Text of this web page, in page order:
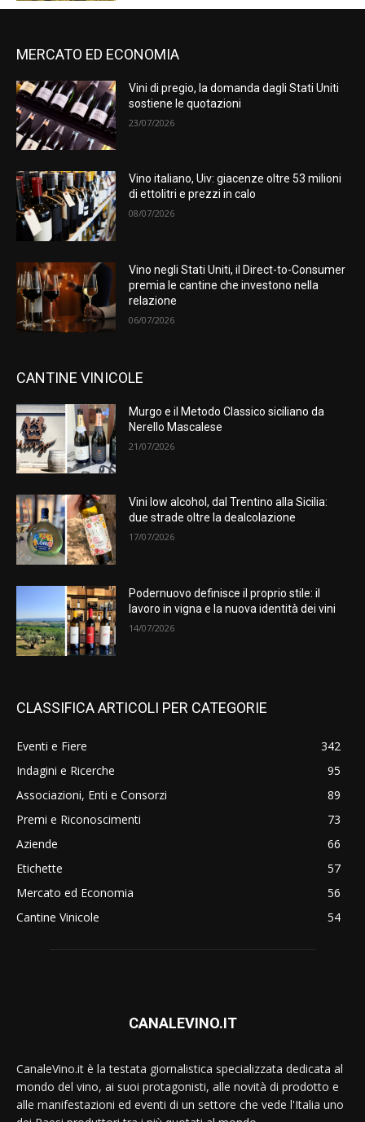
MERCATO ED ECONOMIA
Vini di pregio, la domanda dagli Stati Uniti
sostiene le quotazioni
23/07/2026
Vino italiano, Uiv: giacenze oltre 53 milioni
di ettolitri e prezzi in calo
08/07/2026
Vino negli Stati Uniti, il Direct-to-Consumer
premia le cantine che investono nella
relazione
06/07/2026
CANTINE VINICOLE
Murgo e il Metodo Classico siciliano da
Nerello Mascalese
21/07/2026
Vini low alcohol, dal Trentino alla Sicilia:
due strade oltre la dealcolazione
17/07/2026
Podernuovo definisce il proprio stile: il
lavoro in vigna e la nuova identità dei vini
14/07/2026
CLASSIFICA ARTICOLI PER CATEGORIE
Eventi e Fiere
342
Indagini e Ricerche
95
Associazioni, Enti e Consorzi
89
Premi e Riconoscimenti
73
Aziende
66
Etichette
57
Mercato ed Economia
56
Cantine Vinicole
54
CANALEVINO.IT
CanaleVino.it è la testata giornalistica specializzata dedicata al
mondo del vino, ai suoi protagonisti, alle novità di prodotto e
alle manifestazioni ed eventi di un settore che vede l'Italia uno